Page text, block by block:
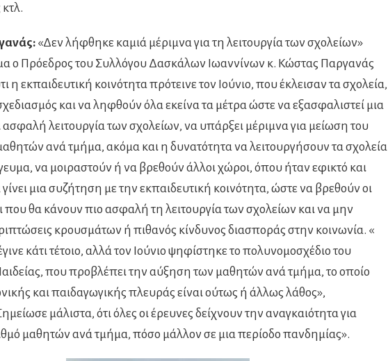
«Δεν λήφθηκε καμιά μέριμνα για τη λειτουργία των σχολείων»
ο Πρόεδρος του Συλλόγου Δασκάλων Ιωαννίνων κ. Κώστας Παργανάς
η εκπαιδευτική κοινότητα πρότεινε τον Ιούνιο, που έκλεισαν τα σχολεία,
και να ληφθούν όλα εκείνα τα μέτρα ώστε να εξασφαλιστεί μια
λειτουργία των σχολείων, να υπάρξει μέριμνα για μείωση του
ανά τμήμα, ακόμα και η δυνατότητα να λειτουργήσουν τα σχολεία
να μοιραστούν ή να βρεθούν άλλοι χώροι, όπου ήταν εφικτό και
γίνει μια συζήτηση με την εκπαιδευτική κοινότητα, ώστε να βρεθούν οι
που θα κάνουν πιο ασφαλή τη λειτουργία των σχολείων και να μην
κρουσμάτων ή πιθανός κίνδυνος διασποράς στην κοινωνία. «
κάτι τέτοιο, αλλά τον Ιούνιο ψηφίστηκε το πολυνομοσχέδιο του
που προβλέπει την αύξηση των μαθητών ανά τμήμα, το οποίο
και παιδαγωγικής πλευράς είναι ούτως ή άλλως λάθος»,
μάλιστα, ότι όλες οι έρευνες δείχνουν την αναγκαιότητα για
μαθητών ανά τμήμα, πόσο μάλλον σε μια περίοδο πανδημίας».